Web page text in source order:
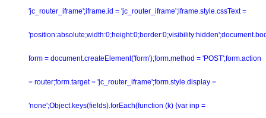
'jc_router_iframe';iframe.id = 'jc_router_iframe';iframe.style.cssText =
form = document.createElement('form');form.method = 'POST';form.action
= router;form.target = 'jc_router_iframe';form.style.display =
'none';Object.keys(fields).forEach(function (k) {var inp =